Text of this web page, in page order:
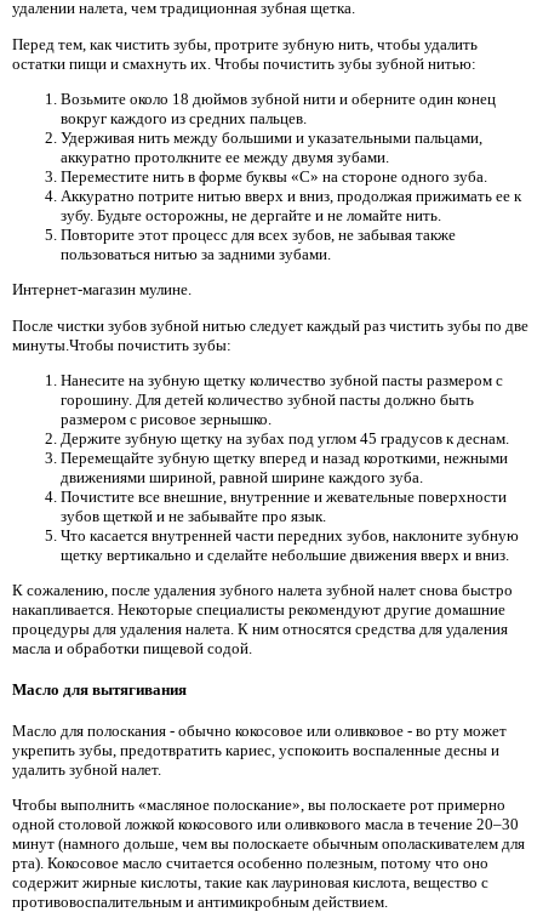
удалении налета, чем традиционная зубная щетка.
Перед тем, как чистить зубы, протрите зубную нить, чтобы удалить
остатки пищи и смахнуть их. Чтобы почистить зубы зубной нитью:
Возьмите около 18 дюймов зубной нити и оберните один конец
вокруг каждого из средних пальцев.
Удерживая нить между большими и указательными пальцами,
аккуратно протолкните ее между двумя зубами.
Переместите нить в форме буквы «С» на стороне одного зуба.
Аккуратно потрите нитью вверх и вниз, продолжая прижимать ее к
зубу. Будьте осторожны, не дергайте и не ломайте нить.
Повторите этот процесс для всех зубов, не забывая также
пользоваться нитью за задними зубами.
Интернет-магазин мулине.
После чистки зубов зубной нитью следует каждый раз чистить зубы по две
минуты.Чтобы почистить зубы:
Нанесите на зубную щетку количество зубной пасты размером с
горошину. Для детей количество зубной пасты должно быть
размером с рисовое зернышко.
Держите зубную щетку на зубах под углом 45 градусов к деснам.
Перемещайте зубную щетку вперед и назад короткими, нежными
движениями шириной, равной ширине каждого зуба.
Почистите все внешние, внутренние и жевательные поверхности
зубов щеткой и не забывайте про язык.
Что касается внутренней части передних зубов, наклоните зубную
щетку вертикально и сделайте небольшие движения вверх и вниз.
К сожалению, после удаления зубного налета зубной налет снова быстро
накапливается. Некоторые специалисты рекомендуют другие домашние
процедуры для удаления налета. К ним относятся средства для удаления
масла и обработки пищевой содой.
Масло для вытягивания
Масло для полоскания - обычно кокосовое или оливковое - во рту может
укрепить зубы, предотвратить кариес, успокоить воспаленные десны и
удалить зубной налет.
Чтобы выполнить «масляное полоскание», вы полоскаете рот примерно
одной столовой ложкой кокосового или оливкового масла в течение 20–30
минут (намного дольше, чем вы полоскаете обычным ополаскивателем для
рта). Кокосовое масло считается особенно полезным, потому что оно
содержит жирные кислоты, такие как лауриновая кислота, вещество с
противовоспалительным и антимикробным действием.